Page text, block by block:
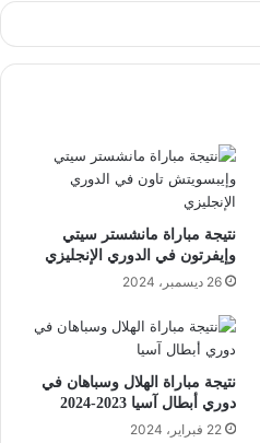
نتيجة مباراة مانشستر سيتي
وإيفرتون في الدوري الإنجليزي
26 ديسمبر، 2024
نتيجة مباراة الهلال وسباهان في
دوري أبطال آسيا 2023-2024
22 فبراير، 2024